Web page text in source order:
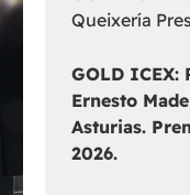
Queixería
GOLD ICEX:
Ernesto
Asturias.
2026.